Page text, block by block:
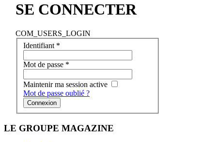
SE CONNECTER
COM_USERS_LOGIN
Identifiant*
Mot de passe *
Maintenir ma session active
Mot de passe oublié ?
Connexion
LE GROUPE MAGAZINE